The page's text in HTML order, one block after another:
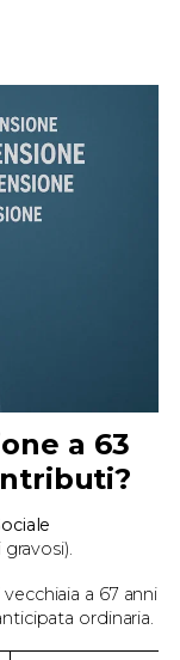
a 63
a 67 anni
ordinaria.